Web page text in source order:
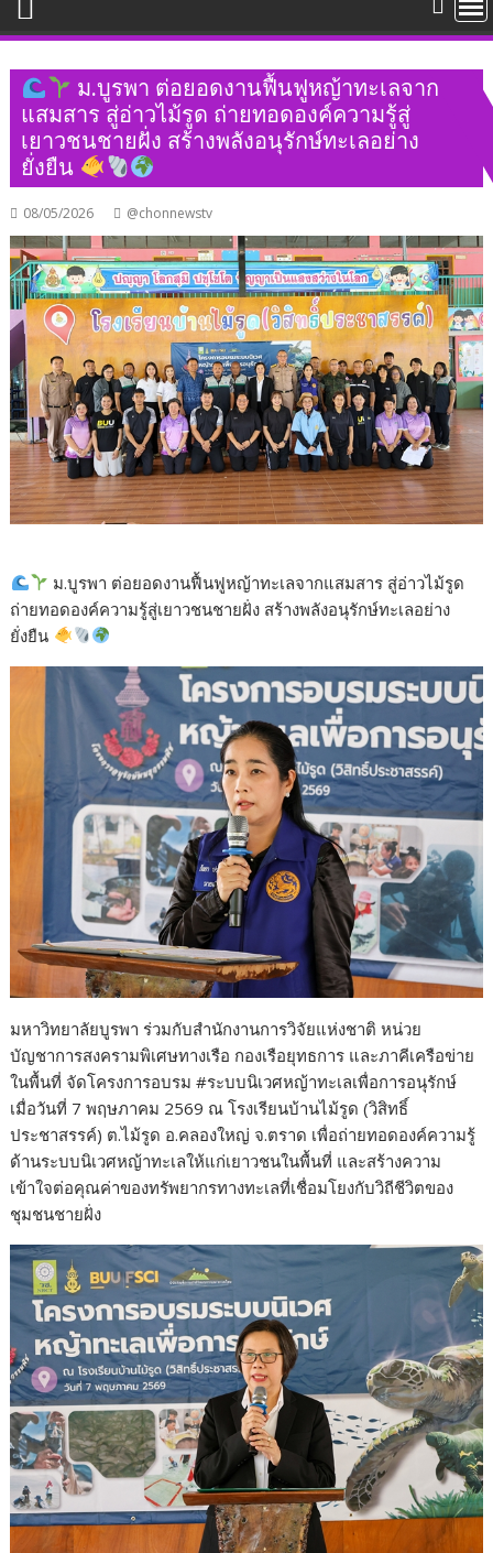
ม.บูรพา ต่อยอดงานฟื้นฟูหญ้าทะเลจาก
แสมสาร สู่อ่าวไม้รูด ถ่ายทอดองค์ความรู้สู่
เยาวชนชายฝั่ง สร้างพลังอนุรักษ์ทะเลอย่าง
ยั่งยืน
08/05/2026 @chonnewstv
ม.บูรพา ต่อยอดงานฟื้นฟูหญ้าทะเลจากแสมสาร สู่อ่าวไม้รูด
ถ่ายทอดองค์ความรู้สู่เยาวชนชายฝั่ง สร้างพลังอนุรักษ์ทะเลอย่าง
ยั่งยืน
มหาวิทยาลัยบูรพา ร่วมกับสำนักงานการวิจัยแห่งชาติ หน่วย
บัญชาการสงครามพิเศษทางเรือ กองเรือยุทธการ และภาคีเครือข่าย
ในพื้นที่ จัดโครงการอบรม #ระบบนิเวศหญ้าทะเลเพื่อการอนุรักษ์
เมื่อวันที่ 7 พฤษภาคม 2569 ณ โรงเรียนบ้านไม้รูด (วิสิทธิ์
ประชาสรรค์) ต.ไม้รูด อ.คลองใหญ่ จ.ตราด เพื่อถ่ายทอดองค์ความรู้
ด้านระบบนิเวศหญ้าทะเลให้แก่เยาวชนในพื้นที่ และสร้างความ
เข้าใจต่อคุณค่าของทรัพยากรทางทะเลที่เชื่อมโยงกับวิถีชีวิตของ
ชุมชนชายฝั่ง